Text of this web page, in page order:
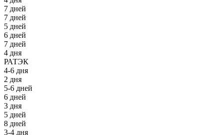
7 дней
7 дней
5 дней
6 дней
7 дней
4 дня
РАТЭК
4-6 дня
2 дня
5-6 дней
6 дней
3 дня
5 дней
8 дней
3-4 дня